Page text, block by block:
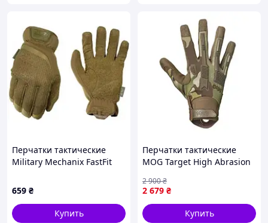
Перчатки тактические
Military Mechanix FastFit
659 ₴
Купить
Перчатки тактические
MOG Target High Abrasion
(90100-23)
2 679 ₴
2 900₴
Купить